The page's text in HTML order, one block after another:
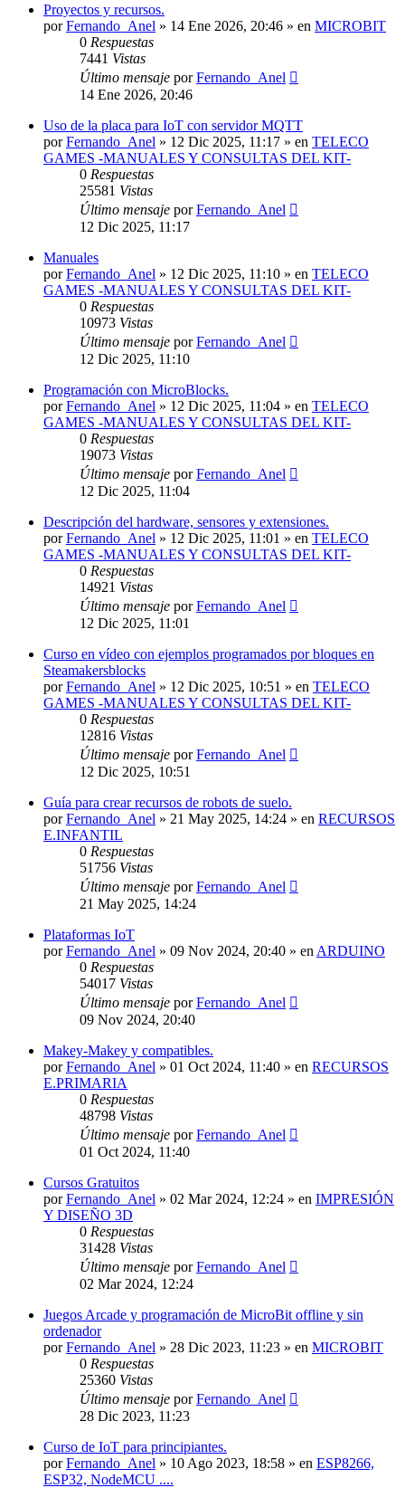
Proyectos y recursos.
porFernando_Anel » 14 Ene 2026, 20:46 » en MICROBIT
0 Respuestas
7441 Vistas
Último mensaje porFernando_Anel
14 Ene 2026, 20:46
Uso de la placa para IoT con servidor MQTT
porFernando_Anel » 12 Dic 2025, 11:17 » en TELECO
GAMES -MANUALES Y CONSULTAS DEL KIT-
0 Respuestas
25581 Vistas
Último mensaje porFernando_Anel
12 Dic 2025, 11:17
Manuales
porFernando_Anel » 12 Dic 2025, 11:10 » en TELECO
GAMES -MANUALES Y CONSULTAS DEL KIT-
0 Respuestas
10973 Vistas
Último mensaje porFernando_Anel
12 Dic 2025, 11:10
Programación con MicroBlocks.
porFernando_Anel » 12 Dic 2025, 11:04 » en TELECO
GAMES -MANUALES Y CONSULTAS DEL KIT-
0 Respuestas
19073 Vistas
Último mensaje porFernando_Anel
12 Dic 2025, 11:04
Descripción del hardware, sensores y extensiones.
porFernando_Anel » 12 Dic 2025, 11:01 » en TELECO
GAMES -MANUALES Y CONSULTAS DEL KIT-
0 Respuestas
14921 Vistas
Último mensaje porFernando_Anel
12 Dic 2025, 11:01
Curso en vídeo con ejemplos programados por bloques en
Steamakersblocks
porFernando_Anel » 12 Dic 2025, 10:51 » en TELECO
GAMES -MANUALES Y CONSULTAS DEL KIT-
0 Respuestas
12816 Vistas
Último mensaje porFernando_Anel
12 Dic 2025, 10:51
Guía para crear recursos de robots de suelo.
porFernando_Anel » 21 May 2025, 14:24 » en RECURSOS
E.INFANTIL
0 Respuestas
51756 Vistas
Último mensaje porFernando_Anel
21 May 2025, 14:24
Plataformas IoT
porFernando_Anel » 09 Nov 2024, 20:40 » en ARDUINO
0 Respuestas
54017 Vistas
Último mensaje porFernando_Anel
09 Nov 2024, 20:40
Makey-Makey y compatibles.
porFernando_Anel » 01 Oct 2024, 11:40 » en RECURSOS
E.PRIMARIA
0 Respuestas
48798 Vistas
Último mensaje porFernando_Anel
01 Oct 2024, 11:40
Cursos Gratuitos
porFernando_Anel » 02 Mar 2024, 12:24 » en IMPRESIÓN
Y DISEÑO 3D
0 Respuestas
31428 Vistas
Último mensaje porFernando_Anel
02 Mar 2024, 12:24
Juegos Arcade y programación de MicroBit offline y sin
ordenador
porFernando_Anel » 28 Dic 2023, 11:23 » en MICROBIT
0 Respuestas
25360 Vistas
Último mensaje porFernando_Anel
28 Dic 2023, 11:23
Curso de IoT para principiantes.
porFernando_Anel » 10 Ago 2023, 18:58 » en ESP8266,
ESP32, NodeMCU ....